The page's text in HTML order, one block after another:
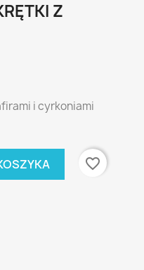
Z
i cyrkoniami
favorite_border